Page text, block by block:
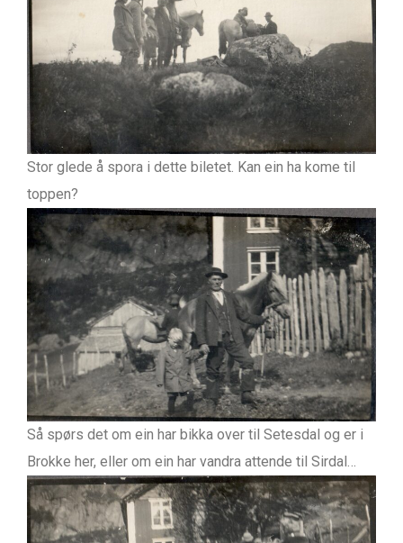
Stor glede å spora i dette biletet. Kan ein ha kome til
toppen?
Så spørs det om ein har bikka over til Setesdal og er i
Brokke her, eller om ein har vandra attende til Sirdal…